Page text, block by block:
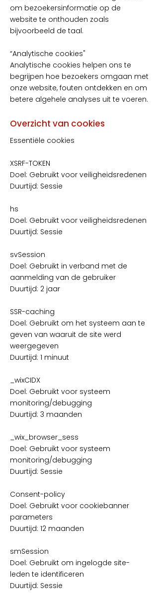
om bezoekersinformatie op de
website te onthouden zoals
bijvoorbeeld de taal.
“Analytische cookies"
Analytische cookies helpen ons te
begrijpen hoe bezoekers omgaan met
onze website, fouten ontdekken en om
betere algehele analyses uit te voeren.
Overzicht van cookies
Essentiële cookies
XSRF-TOKEN
Doel: Gebruikt voor veiligheidsredenen
Duurtijd: Sessie
hs
Doel: Gebruikt voor veiligheidsredenen
Duurtijd: Sessie
svSession
Doel: Gebruikt in verband met de
aanmelding van de gebruiker
Duurtijd: 2 jaar
SSR-caching
Doel: Gebruikt om het systeem aan te
geven van waaruit de site werd
weergegeven
Duurtijd: 1 minuut
_wixCIDX
Doel: Gebruikt voor systeem
monitoring/debugging
Duurtijd: 3 maanden
_wix_browser_sess
Doel: Gebruikt voor systeem
monitoring/debugging
Duurtijd: Sessie
Consent-policy
Doel: Gebruikt voor cookiebanner
parameters
Duurtijd: 12 maanden
smSession
Doel: Gebruikt om ingelogde site-
leden te identificeren
Duurtijd: Sessie